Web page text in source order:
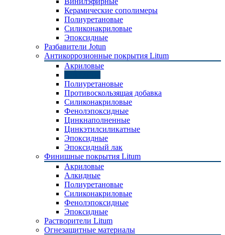
Керамические сополимеры
Полиуретановые
Силиконакриловые
Эпоксидные
Разбавители Jotun
Антикоррозионные покрытия Litum
Акриловые
Полиуретановые
Противоскользящая добавка
Силиконакриловые
Фенолэпоксидные
Цинкнаполненные
Цинкэтилсиликатные
Эпоксидные
Эпоксидный лак
Финишные покрытия Litum
Акриловые
Алкидные
Полиуретановые
Силиконакриловые
Фенолэпоксидные
Эпоксидные
Растворители Litum
Огнезащитные материалы